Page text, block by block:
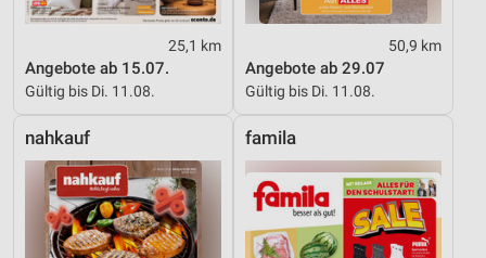
25,1 km
Angebote ab 15.07.
Gültig bis Di. 11.08.
50,9 km
Angebote ab 29.07
Gültig bis Di. 11.08.
nahkauf famila